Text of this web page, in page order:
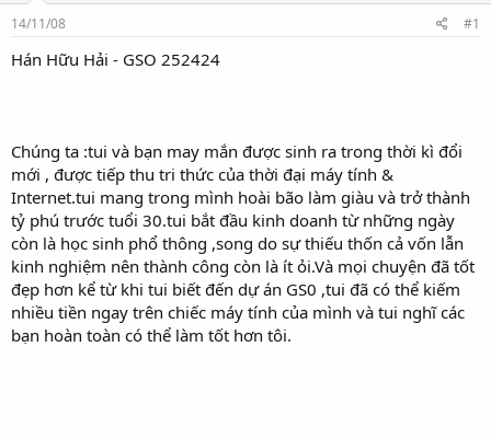
e
14/11/08 #1
Hán Hữu Hải - GSO 252424
Chúng ta :tui và bạn may mắn được sinh ra trong thời kì đổi
mới , được tiếp thu tri thức của thời đại máy tính &
Internet.tui mang trong mình hoài bão làm giàu và trở thành
tỷ phú trước tuổi 30.tui bắt đầu kinh doanh từ những ngày
còn là học sinh phổ thông ,song do sự thiếu thốn cả vốn lẫn
kinh nghiệm nên thành công còn là ít ỏi.Và mọi chuyện đã tốt
đẹp hơn kể từ khi tui biết đến dự án GS0 ,tui đã có thể kiếm
nhiều tiền ngay trên chiếc máy tính của mình và tui nghĩ các
bạn hoàn toàn có thể làm tốt hơn tôi.